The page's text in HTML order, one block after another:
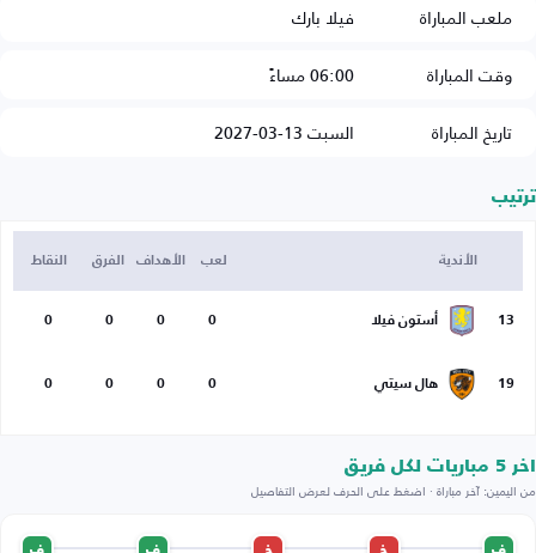
ملعب المباراة
فيلا بارك
وقت المباراة
06:00 مساءً
تاريخ المباراة
السبت 13-03-2027
ترتيب
الأندية لعب الأهداف الفرق النقاط
13 أستون فيلا 0
0
0
0
19 هال سيتي 0
0
0
0
اخر 5 مباريات لكل فريق
من اليمين: آخر مباراة · اضغط على الحرف لعرض التفاصيل